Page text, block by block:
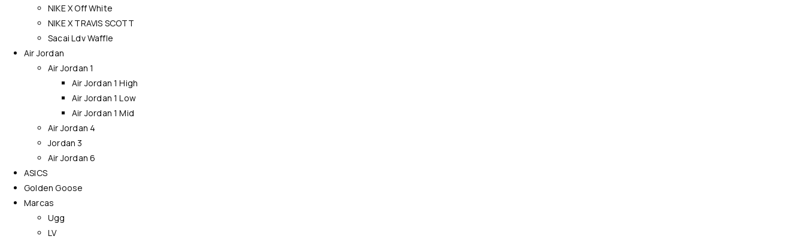
NIKE X Off White
NIKE X TRAVIS SCOTT
Sacai Ldv Waffle
Air Jordan
Air Jordan 1
Air Jordan 1 High
Air Jordan 1 Low
Air Jordan 1 Mid
Air Jordan 4
Jordan 3
Air Jordan 6
ASICS
Golden Goose
Marcas
Ugg
LV